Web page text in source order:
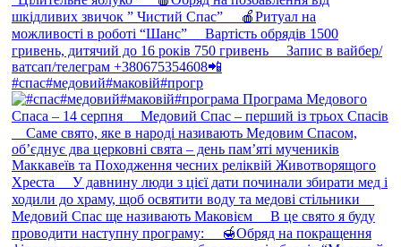
#спас#медовий#маковій#прогр